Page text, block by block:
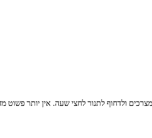
ולדחוף לתנור לחצי שעה. אין יותר פשוט